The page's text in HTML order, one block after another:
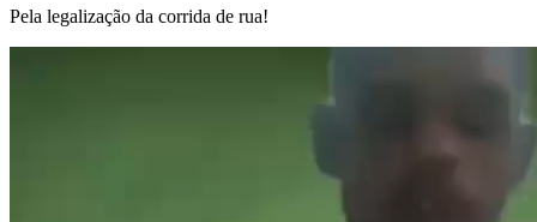
Pela legalização da corrida de rua!